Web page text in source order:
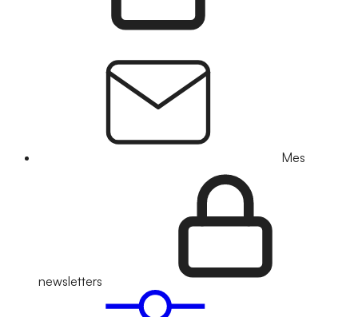
Mes
newsletters